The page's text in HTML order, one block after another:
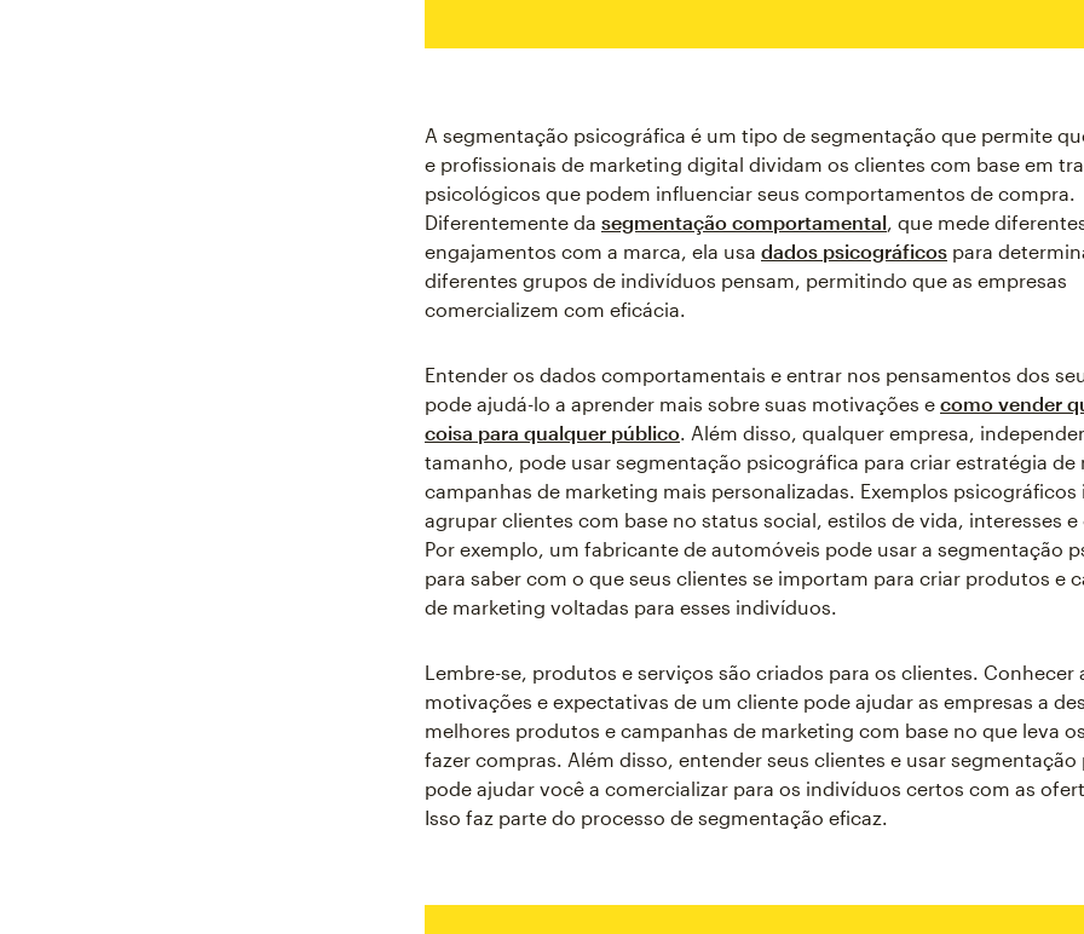
A segmentação psicográfica é um tipo de segmentação que permite
e profissionais de marketing digital dividam os clientes com base em
psicológicos que podem influenciar seus comportamentos de compra.
Diferentemente da segmentação comportamental, que mede
engajamentos com a marca, ela usa dados psicográficos para
diferentes grupos de indivíduos pensam, permitindo que as empresas
comercializem com eficácia.
Entender os dados comportamentais e entrar nos pensamentos dos
pode ajudá-lo a aprender mais sobre suas motivações e como vender
coisa para qualquer público. Além disso, qualquer empresa,
tamanho, pode usar segmentação psicográfica para criar estratégia de
campanhas de marketing mais personalizadas. Exemplos psicográficos
agrupar clientes com base no status social, estilos de vida, interesses
Por exemplo, um fabricante de automóveis pode usar a segmentação
para saber com o que seus clientes se importam para criar produtos e
de marketing voltadas para esses indivíduos.
Lembre-se, produtos e serviços são criados para os clientes. Conhecer
motivações e expectativas de um cliente pode ajudar as empresas a
melhores produtos e campanhas de marketing com base no que leva
fazer compras. Além disso, entender seus clientes e usar
pode ajudar você a comercializar para os indivíduos certos com as
Isso faz parte do processo de segmentação eficaz.